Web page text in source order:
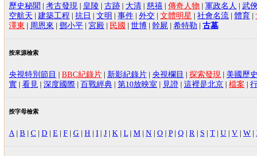
歷史秘聞 | 考古發現 | 皇陵 | 古跡 | 大清 | 慈禧 | 傳奇人物 | 軍政名人 | 武俠
空航天 | 建築工程 | 抗日 | 文明 | 事件 | 外交 | 文體明星 | 社會名流 | 體育 |
澤東 | 周恩來 | 鄧小平 | 宮殿 | 民國 | 世博 | 幹屍 | 希特勒 | 古墓
按來源檢索
央視特別節目 | BBC紀錄片 | 新影紀錄片 | 央視欄目 | 探索發現 | 美國歷
實 | 看見 | 深度國際 | 百戰經典 | 第10放映室 | 見證 | 這裡是北京 | 檔案 |
按字母檢索
A | B | C | D | E | F | G | H | I | J | K | L | M | N | O | P| Q | R | S | T | U | V | W |